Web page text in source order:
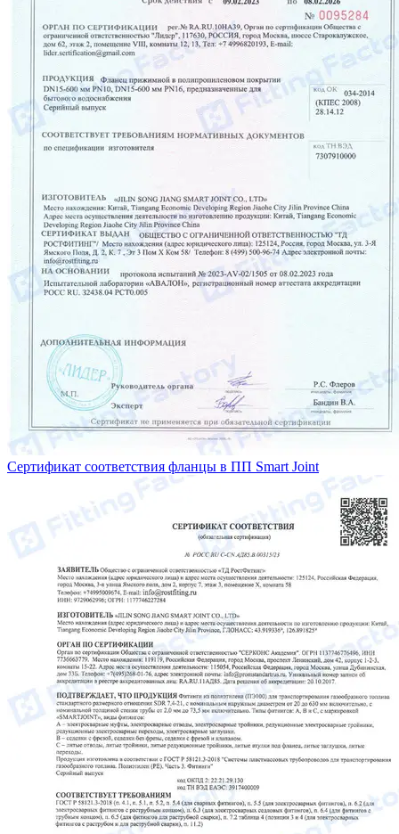
Сертификат соответствия фланцы в ПП Smart Joint